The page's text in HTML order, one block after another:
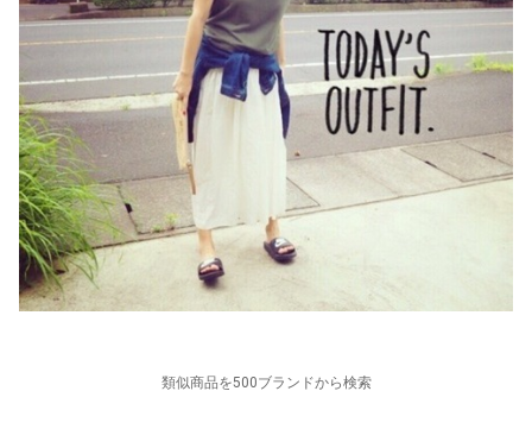
類似商品を500ブランドから検索